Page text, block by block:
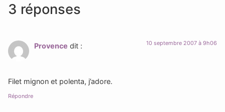
3 réponses
Provence dit : 10 septembre 2007 à 9h06
Filet mignon et polenta, j’adore.
Répondre